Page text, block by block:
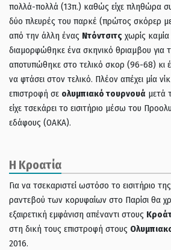
πολλά-πολλά (13π.) καθώς είχε πληθώρα
δύο πλευρές του παρκέ (πρώτος σκόρερ
από την άλλη ένας Ντόντσιτς χωρίς
διαμορφώθηκε ένα σκηνικό θριαμβου για
αποτυπώθηκε στο τελικό σκορ (96-68) κι
να φτάσει στον τελικό. Πλέον απέχει μία
επιστροφή σε ολυμπιακό τουρνουά μετά
είχε τσεκάρει το εισιτήριο μέσω του
εδάφους (ΟΑΚΑ).
Η Κροατία
Για να τσεκαριστεί ωστόσο το εισιτήριο της
ραντεβού των κορυφαίων στο Παρίσι θα
εξαιρετική εμφάνιση απέναντι στους
στη δική τους επιστροφή στους
2016.